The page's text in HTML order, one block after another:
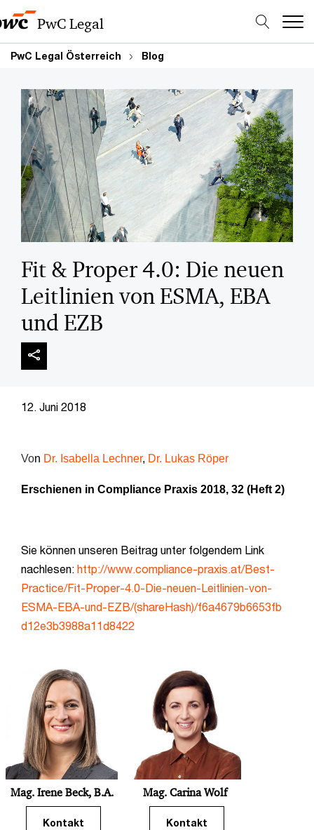
PwC Legal
PwC Legal Österreich Blog
Fit & Proper 4.0: Die neuen
Leitlinien von ESMA, EBA
und EZB
12. Juni 2018
Von Dr. Isabella Lechner, Dr. Lukas Röper
Erschienen in Compliance Praxis 2018, 32 (Heft 2)
Sie können unseren Beitrag unter folgendem Link
nachlesen: http://www.compliance-praxis.at/Best-
Practice/Fit-Proper-4.0-Die-neuen-Leitlinien-von-
ESMA-EBA-und-EZB/(shareHash)/f6a4679b6653fb
d12e3b3988a11d8422
Mag. Irene Beck, B.A.
Kontakt
Mag. Carina Wolf
Kontakt